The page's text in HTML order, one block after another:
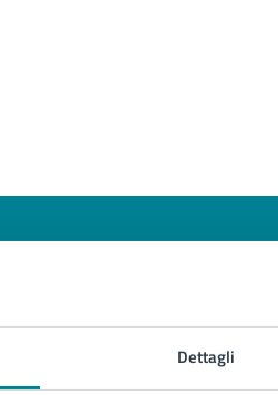
Dettagli
chiare le